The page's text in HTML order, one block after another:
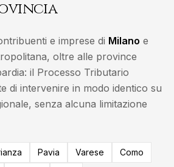
e imprese di Milano e
oltre alle province
: il Processo Tributario
di intervenire in modo identico su
senza alcuna limitazione
Pavia Varese
Como